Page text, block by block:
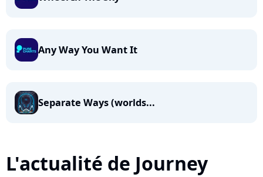
Any Way You Want It
Separate Ways (worlds...
L'actualité de Journey